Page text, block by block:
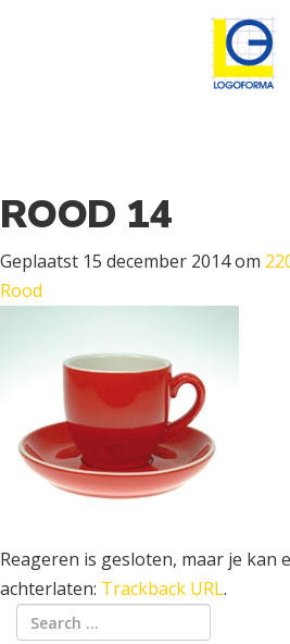
ROOD 14
Geplaatst 15 december 2014om
Rood
Reageren is gesloten, maar je kan
achterlaten: Trackback URL.